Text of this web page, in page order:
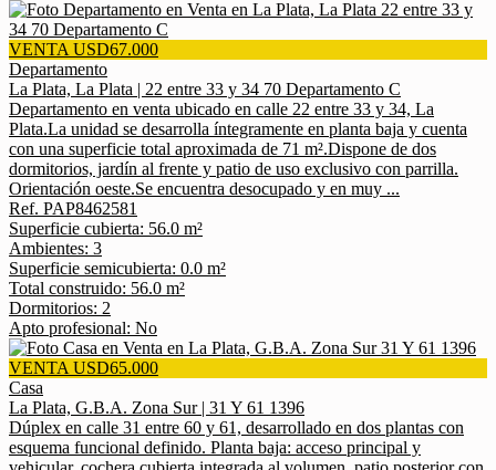
VENTA USD67.000
Departamento
La Plata, La Plata | 22 entre 33 y 34 70 Departamento C
Departamento en venta ubicado en calle 22 entre 33 y 34, La
Plata.La unidad se desarrolla íntegramente en planta baja y cuenta
con una superficie total aproximada de 71 m².Dispone de dos
dormitorios, jardín al frente y patio de uso exclusivo con parrilla.
Orientación oeste.Se encuentra desocupado y en muy ...
Ref. PAP8462581
Superficie cubierta: 56.0 m²
Ambientes: 3
Superficie semicubierta: 0.0 m²
Total construido: 56.0 m²
Dormitorios: 2
Apto profesional: No
VENTA USD65.000
Casa
La Plata, G.B.A. Zona Sur | 31 Y 61 1396
Dúplex en calle 31 entre 60 y 61, desarrollado en dos plantas con
esquema funcional definido. Planta baja: acceso principal y